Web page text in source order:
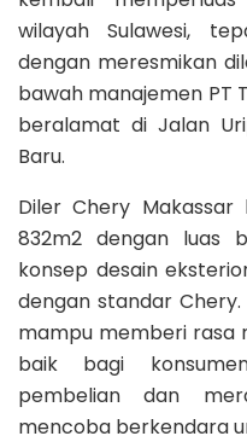
wilayah Sulawesi,
dengan meresmikan
bawah manajemen PT
beralamat di Jalan
Baru.
Diler Chery
832m2 dengan luas
konsep desain
dengan standar
mampu memberi rasa
baik bagi
pembelian dan
mencoba berkendara